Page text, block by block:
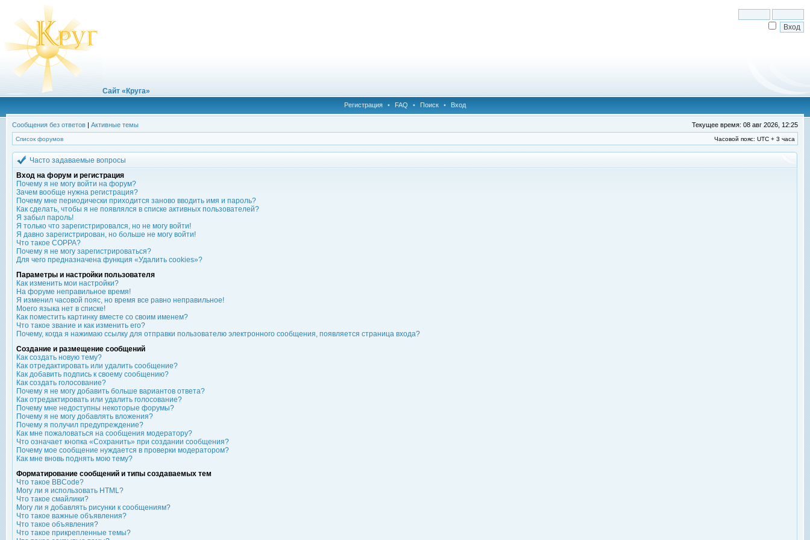
Сайт «Круга»
Регистрация • FAQ • Поиск • Вход
Сообщения без ответов | Активные темы Текущее время: 08 авг 2026, 12:25
Список форумов Часовой пояс: UTC + 3 часа
Часто задаваемые вопросы
Вход на форум и регистрация
Почему я не могу войти на форум?
Зачем вообще нужна регистрация?
Почему мне периодически приходится заново вводить имя и пароль?
Как сделать, чтобы я не появлялся в списке активных пользователей?
Я забыл пароль!
Я только что зарегистрировался, но не могу войти!
Я давно зарегистрирован, но больше не могу войти!
Что такое COPPA?
Почему я не могу зарегистрироваться?
Для чего предназначена функция «Удалить cookies»?
Параметры и настройки пользователя
Как изменить мои настройки?
На форуме неправильное время!
Я изменил часовой пояс, но время все равно неправильное!
Моего языка нет в списке!
Как поместить картинку вместе со своим именем?
Что такое звание и как изменить его?
Почему, когда я нажимаю ссылку для отправки пользователю электронного сообщения, появляется страница входа?
Создание и размещение сообщений
Как создать новую тему?
Как отредактировать или удалить сообщение?
Как добавить подпись к своему сообщению?
Как создать голосование?
Почему я не могу добавить больше вариантов ответа?
Как отредактировать или удалить голосование?
Почему мне недоступны некоторые форумы?
Почему я не могу добавлять вложения?
Почему я получил предупреждение?
Как мне пожаловаться на сообщения модератору?
Что означает кнопка «Сохранить» при создании сообщения?
Почему мое сообщение нуждается в проверки модератором?
Как мне вновь поднять мою тему?
Форматирование сообщений и типы создаваемых тем
Что такое BBCode?
Могу ли я использовать HTML?
Что такое смайлики?
Могу ли я добавлять рисунки к сообщениям?
Что такое важные объявления?
Что такое объявления?
Что такое прикрепленные темы?